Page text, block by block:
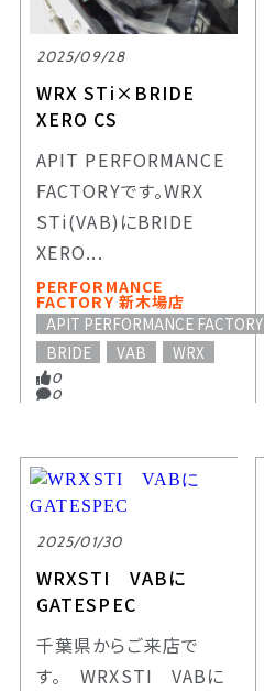
2025/09/28
WRX STi×BRIDE
XERO CS
APIT PERFORMANCE
FACTORYです。WRX
STi(VAB)にBRIDE
XERO...
PERFORMANCE
FACTORY 新木場店
APIT PERFORMANCE FACTORY
BRIDE
VAB WRX
0
0
2025/01/30
WRXSTI VABに
GATESPEC
千葉県からご来店で
す。 WRXSTI VABに